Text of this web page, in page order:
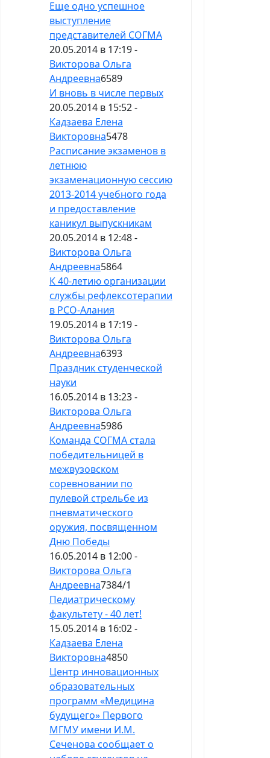
Еще одно успешное
выступление
представителей СОГМА
20.05.2014 в 17:19 -
Викторова Ольга
Андреевна6589
И вновь в числе первых
20.05.2014 в 15:52 -
Кадзаева Елена
Викторовна5478
Расписание экзаменов в
летнюю
экзаменационную сессию
2013-2014 учебного года
и предоставление
каникул выпускникам
20.05.2014 в 12:48 -
Викторова Ольга
Андреевна5864
К 40-летию организации
службы рефлексотерапии
в РСО-Алания
19.05.2014 в 17:19 -
Викторова Ольга
Андреевна6393
Праздник студенческой
науки
16.05.2014 в 13:23 -
Викторова Ольга
Андреевна5986
Команда СОГМА стала
победительницей в
межвузовском
соревновании по
пулевой стрельбе из
пневматического
оружия, посвященном
Дню Победы
16.05.2014 в 12:00 -
Викторова Ольга
Андреевна7384/1
Педиатрическому
факультету - 40 лет!
15.05.2014 в 16:02 -
Кадзаева Елена
Викторовна4850
Центр инновационных
образовательных
программ «Медицина
будущего» Первого
МГМУ имени И.М.
Сеченова сообщает о